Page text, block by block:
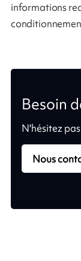
informations
Besoin
N'hésitez
Nous